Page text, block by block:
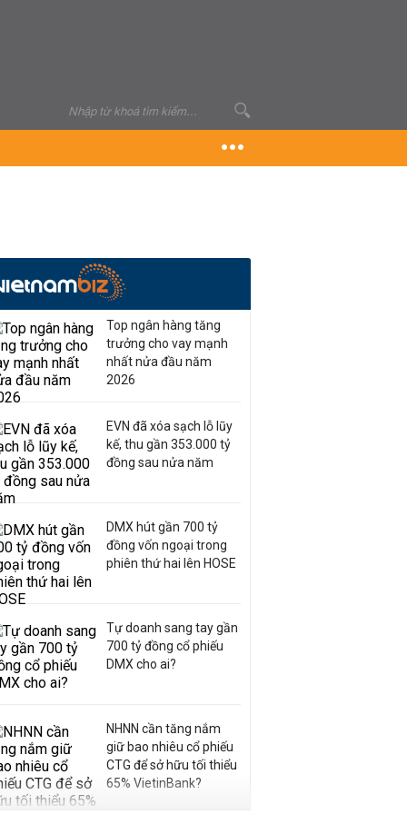
Top ngân hàng tăng
trưởng cho vay mạnh
nhất nửa đầu năm
2026
EVN đã xóa sạch lỗ lũy
kế, thu gần 353.000 tỷ
đồng sau nửa năm
DMX hút gần 700 tỷ
đồng vốn ngoại trong
phiên thứ hai lên HOSE
Tự doanh sang tay gần
700 tỷ đồng cổ phiếu
DMX cho ai?
NHNN cần tăng nắm
giữ bao nhiêu cổ phiếu
CTG để sở hữu tối thiểu
65% VietinBank?